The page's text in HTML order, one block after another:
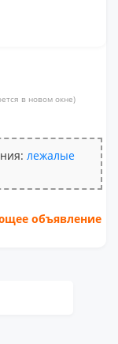
в новом окне)
лежалые
объявление